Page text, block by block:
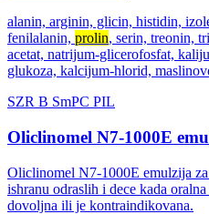
alanin, arginin, glicin, histidin,
fenilalanin, prolin, serin, treonin,
acetat, natrijum-glicerofosfat,
glukoza, kalcijum-hlorid,
SZR B SmPC PIL
Oliclinomel N7-1000E
Oliclinomel N7-1000E emulzija
ishranu odraslih i dece kada
dovoljna ili je kontraindikovana.